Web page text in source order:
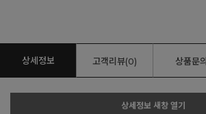
상세정보 고객리뷰(0) 상품문의
상세정보 새창 열기